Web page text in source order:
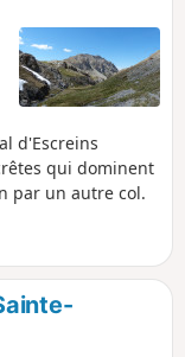
d'Escreins
qui dominent
par un autre col.